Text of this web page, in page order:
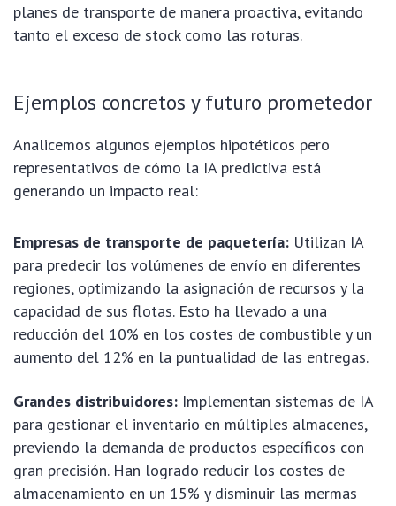
planes de transporte de manera proactiva, evitando
tanto el exceso de stock como las roturas.
Ejemplos concretos y futuro prometedor
Analicemos algunos ejemplos hipotéticos pero
representativos de cómo la IA predictiva está
generando un impacto real:
Empresas de transporte de paquetería: Utilizan IA
para predecir los volúmenes de envío en diferentes
regiones, optimizando la asignación de recursos y la
capacidad de sus flotas. Esto ha llevado a una
reducción del 10% en los costes de combustible y un
aumento del 12% en la puntualidad de las entregas.
Grandes distribuidores: Implementan sistemas de IA
para gestionar el inventario en múltiples almacenes,
previendo la demanda de productos específicos con
gran precisión. Han logrado reducir los costes de
almacenamiento en un 15% y disminuir las mermas